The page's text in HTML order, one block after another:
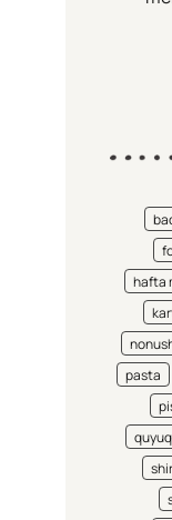
hafta
pasta